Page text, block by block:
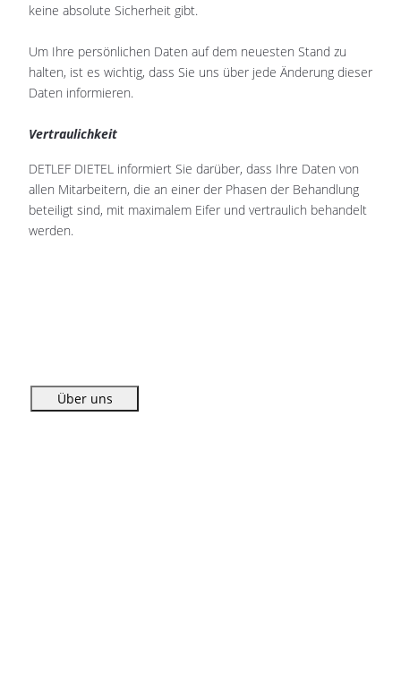
keine absolute Sicherheit gibt.
Um Ihre persönlichen Daten auf dem neuesten Stand zu
halten, ist es wichtig, dass Sie uns über jede Änderung dieser
Daten informieren.
Vertraulichkeit
DETLEF DIETEL informiert Sie darüber, dass Ihre Daten von
allen Mitarbeitern, die an einer der Phasen der Behandlung
beteiligt sind, mit maximalem Eifer und vertraulich behandelt
werden.
Über uns